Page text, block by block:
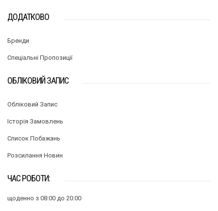
ДОДАТКОВО
Бренди
Спеціальні Пропозиції
ОБЛІКОВИЙ ЗАПИС
Обліковий Запис
Історія Замовлень
Список Побажань
Розсилання Новин
ЧАС РОБОТИ:
щоденно з 08:00 до 20:00